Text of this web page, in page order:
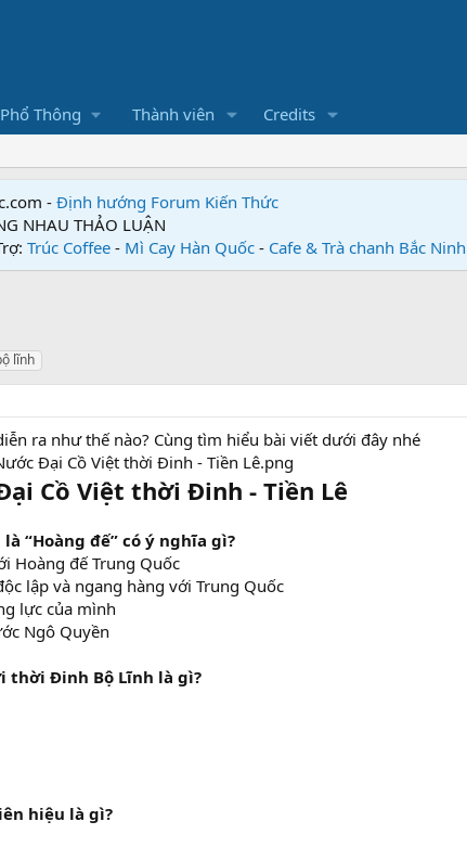
Phổ Thông Thành viên Credits
-Định hướng Forum Kiến Thức
NHAU THẢO LUẬN
Trúc Coffee - Mì Cay Hàn Quốc - Cafe & Trà chanh Bắc Ninh
lĩnh
ra như thế nào? Cùng tìm hiểu bài viết dưới đây nhé
Cồ Việt thời Đinh - Tiền Lê
“Hoàng đế” có ý nghĩa gì?
Hoàng đế Trung Quốc
lập và ngang hàng với Trung Quốc
lực của mình
Ngô Quyền
thời Đinh Bộ Lĩnh là gì?
hiệu là gì?